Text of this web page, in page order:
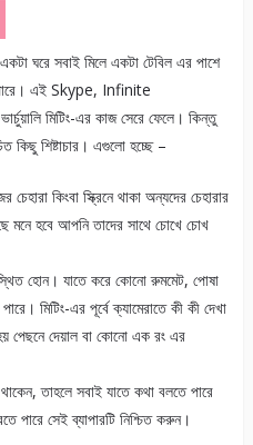
ঘরে সবাই মিলে একটা টেবিল এর পাশে
পারে। এই Skype, Infinite
মিটিং-এর কাজ সেরে ফেলে। কিন্তু
কিছু শিষ্টাচার। এগুলো হচ্ছে –
কিংবা স্ক্রিনে থাকা অন্যদের চেহারার
মনে হবে আপনি তাদের সাথে চোখে চোখ
হোন। যাতে করে কোনো রুমমেট, পোষা
মিটিং-এর পূর্বে ক্যামেরাতে কী কী দেখা
পেছনে দেয়াল বা কোনো এক রং এর
তাহলে সবাই যাতে কথা বলতে পারে
পারে সেই ব্যাপারটি নিশ্চিত করুন।